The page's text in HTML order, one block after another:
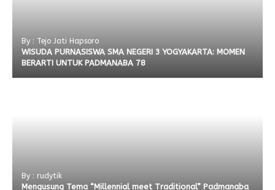
By : Tejo Jati Hapsoro
WISUDA PURNASISWA SMA NEGERI 3 YOGYAKARTA: MOMEN
BERARTI UNTUK PADMANABA 78
By : rudytik
Mengusung Tema “Millennial meet Traditional” Padmanaba